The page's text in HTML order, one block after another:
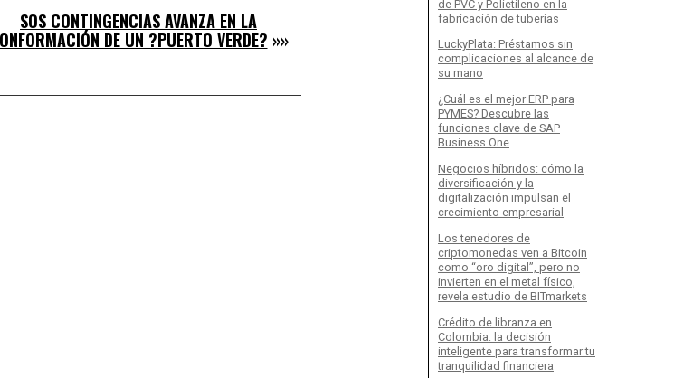
SOS CONTINGENCIAS AVANZA EN LA
DE UN ?PUERTO VERDE? »»
de PVC y Polietileno en la
fabricación de tuberías
LuckyPlata: Préstamos sin
complicaciones al alcance de
su mano
¿Cuál es el mejor ERP para
PYMES? Descubre las
funciones clave de SAP
Business One
Negocios híbridos: cómo la
diversificación y la
digitalización impulsan el
crecimiento empresarial
Los tenedores de
criptomonedas ven a Bitcoin
como “oro digital”, pero no
invierten en el metal físico,
revela estudio de BITmarkets
Crédito de libranza en
Colombia: la decisión
inteligente para transformar tu
tranquilidad financiera